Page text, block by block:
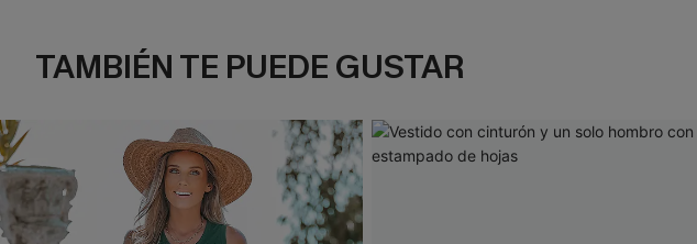
TAMBIÉN TE PUEDE GUSTAR